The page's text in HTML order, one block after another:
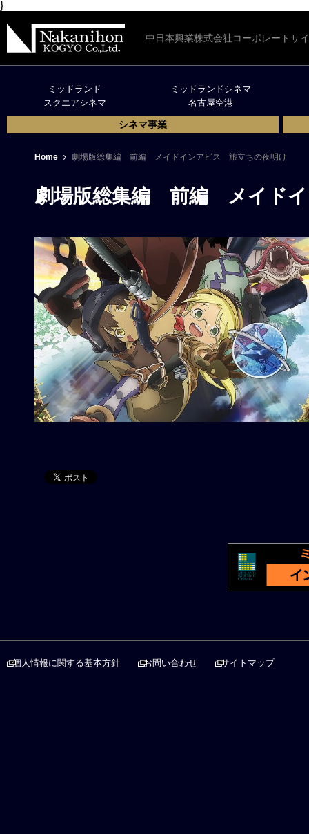
}
中日本興業株式会社コーポレートサ
ミッドランド
スクエアシネマ
ミッドランドシネマ
名古屋空港
シネマ事業
Home 劇場版総集編 前編 メイドインアビス 旅立ちの夜明け
劇場版総集編 前編 メイド
個人情報に関する基本方針 お問い合わせ サイトマップ